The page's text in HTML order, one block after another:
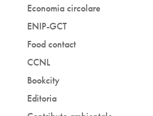
Economia circolare
ENIP-GCT
Food contact
CCNL
Bookcity
Editoria